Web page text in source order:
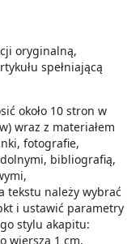
oryginalną,
spełniającą
około 10 stron w
wraz z materiałem
fotografie,
bibliografią,
tekstu należy wybrać
i ustawić parametry
stylu akapitu:
wiersza 1 cm,